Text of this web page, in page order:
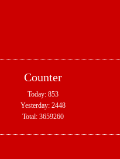
Counter
Today: 853
Yesterday: 2448
Total: 3659260